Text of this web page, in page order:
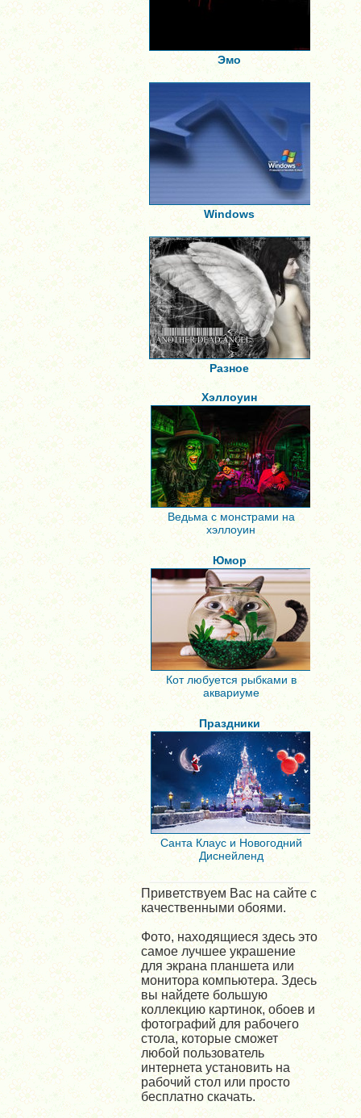
Эмо
Windows
Разное
Хэллоуин
Ведьма с монстрами на
хэллоуин
Юмор
Кот любуется рыбками в
аквариуме
Праздники
Санта Клаус и Новогодний
Диснейленд
Приветствуем Вас на сайте с
качественными обоями.
Фото, находящиеся здесь это
самое лучшее украшение
для экрана планшета или
монитора компьютера. Здесь
вы найдете большую
коллекцию картинок, обоев и
фотографий для рабочего
стола, которые сможет
любой пользователь
интернета установить на
рабочий стол или просто
бесплатно скачать.